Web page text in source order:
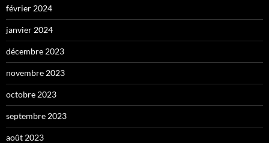
février 2024
janvier 2024
décembre 2023
novembre 2023
octobre 2023
septembre 2023
août 2023